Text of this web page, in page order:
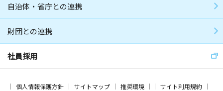
自治体・省庁との連携
財団との連携
社員採用
個人情報保護方針 サイトマップ 推奨環境 サイト利用規約